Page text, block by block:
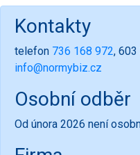
Kontakty
telefon 736 168 972,
info@normybiz.cz
Osobní odběr
Od února 2026 není